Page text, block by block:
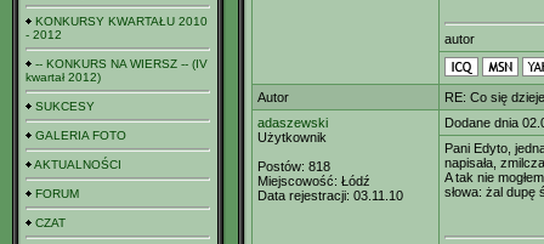
KONKURSY KWARTAŁU 2010
- 2012
-- KONKURS NA WIERSZ -- (IV
kwartał 2012)
SUKCESY
GALERIA FOTO
AKTUALNOŚCI
FORUM
CZAT
autor
Autor
RE: Co się
adaszewski
Użytkownik
Postów: 818
Miejscowość: Łódź
Data rejestracji: 03.11.10
Dodane dnia
Pani Edyto,
napisała,
A tak nie
słowa: żal dupę